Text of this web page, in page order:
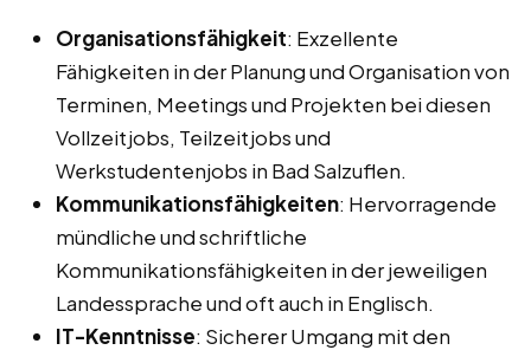
Organisationsfähigkeit: Exzellente
Fähigkeiten in der Planung und Organisation von
Terminen, Meetings und Projekten bei diesen
Vollzeitjobs, Teilzeitjobs und
Werkstudentenjobs in Bad Salzuflen.
Kommunikationsfähigkeiten: Hervorragende
mündliche und schriftliche
Kommunikationsfähigkeiten in der jeweiligen
Landessprache und oft auch in Englisch.
IT-Kenntnisse: Sicherer Umgang mit den